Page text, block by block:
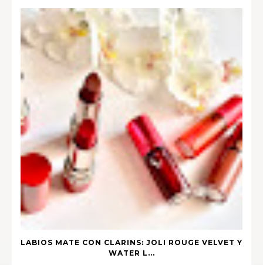
LABIOS MATE CON CLARINS: JOLI ROUGE VELVET Y
WATER L...